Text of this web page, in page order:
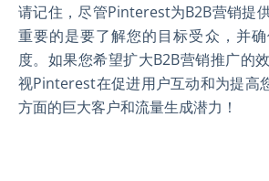
请记住，尽管Pinterest为B2B营销提
重要的是要了解您的目标受众，并
度。如果您希望扩大B2B营销推广的
视Pinterest在促进用户互动和为提高
方面的巨大客户和流量生成潜力！